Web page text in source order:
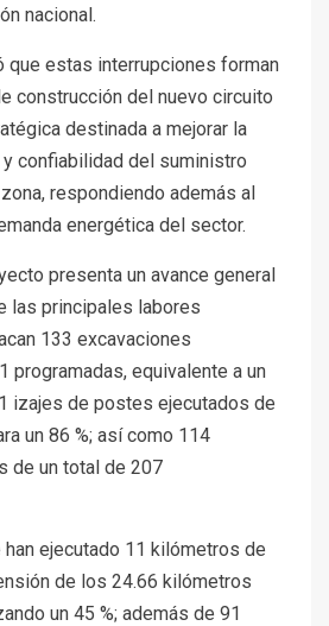
nacional.
que estas interrupciones forman
construcción del nuevo circuito
destinada a mejorar la
confiabilidad del suministro
respondiendo además al
energética del sector.
presenta un avance general
las principales labores
133 excavaciones
programadas, equivalente a un
izajes de postes ejecutados de
un 86 %; así como 114
de un total de 207
han ejecutado 11 kilómetros de
de los 24.66 kilómetros
un 45 %; además de 91